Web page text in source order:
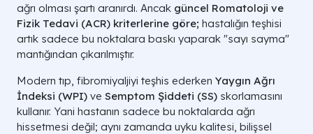
ağrı olması şartı aranırdı. Ancak güncel Romatoloji ve
Fizik Tedavi (ACR) kriterlerine göre; hastalığın teşhisi
artık sadece bu noktalara baskı yaparak "sayı sayma"
mantığından çıkarılmıştır.
Modern tıp, fibromiyaljiyi teşhis ederken Yaygın Ağrı
İndeksi (WPI) ve Semptom Şiddeti (SS) skorlamasını
kullanır. Yani hastanın sadece bu noktalarda ağrı
hissetmesi değil; aynı zamanda uyku kalitesi, bilişsel